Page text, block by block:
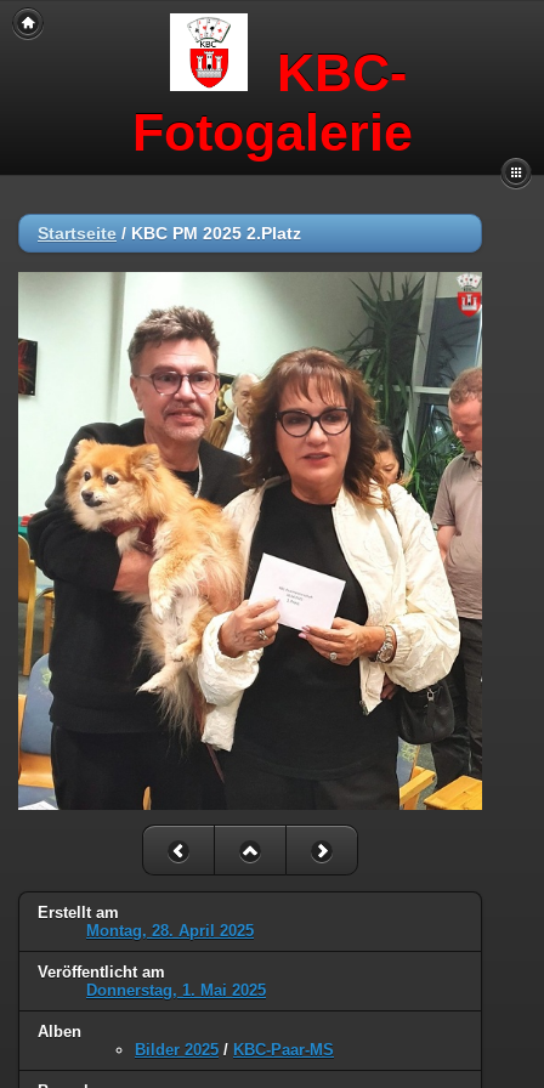
KBC-
Fotogalerie
Startseite / KBC PM 2025 2.Platz
Erstellt am
Montag, 28. April 2025
Veröffentlicht am
Donnerstag, 1. Mai 2025
Alben
Bilder 2025 / KBC-Paar-MS